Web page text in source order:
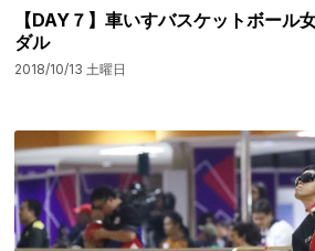
【DAY７】車いすバスケットボール
ダル
2018/10/13 土曜日